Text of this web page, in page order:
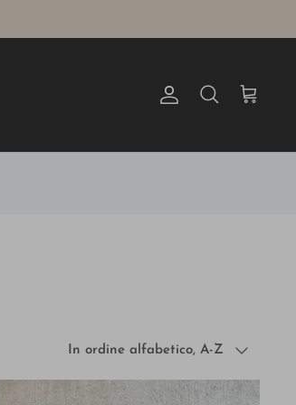
Account
Cerca Carrello
Ordina
In ordine alfabetico, A-Z